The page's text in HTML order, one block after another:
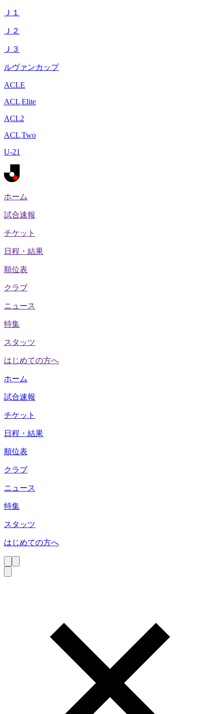
Ｊ１
Ｊ２
Ｊ３
ルヴァンカップ
ACLE
ACL Elite
ACL2
ACL Two
U-21
ホーム
試合速報
チケット
日程・結果
順位表
クラブ
ニュース
特集
スタッツ
はじめての方へ
ホーム
試合速報
チケット
日程・結果
順位表
クラブ
ニュース
特集
スタッツ
はじめての方へ